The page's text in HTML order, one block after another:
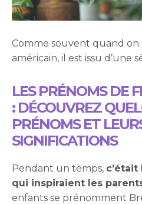
Comme souvent quand
américain, il est issu d’une
LES PRÉNOMS DE
: DÉCOUVREZ
PRÉNOMS ET
SIGNIFICATIONS
Pendant un temps,
qui inspiraient les
enfants se prénomment